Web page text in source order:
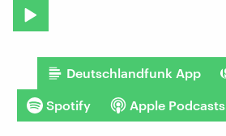
Deutschlandfunk App
Spotify Apple Podcasts